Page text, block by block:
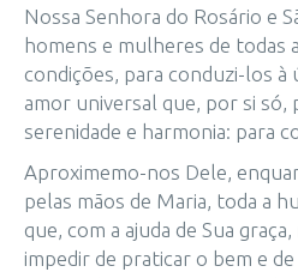
Nossa Senhora do Rosário e
homens e mulheres de todas
condições, para conduzi-los à
amor universal que, por si só,
serenidade e harmonia: para
Aproximemo-nos Dele,
pelas mãos de Maria, toda a
que, com a ajuda de Sua
impedir de praticar o bem e